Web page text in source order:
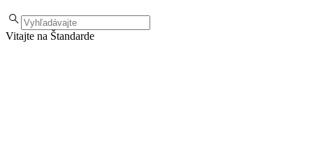
Vitajte na Štandarde